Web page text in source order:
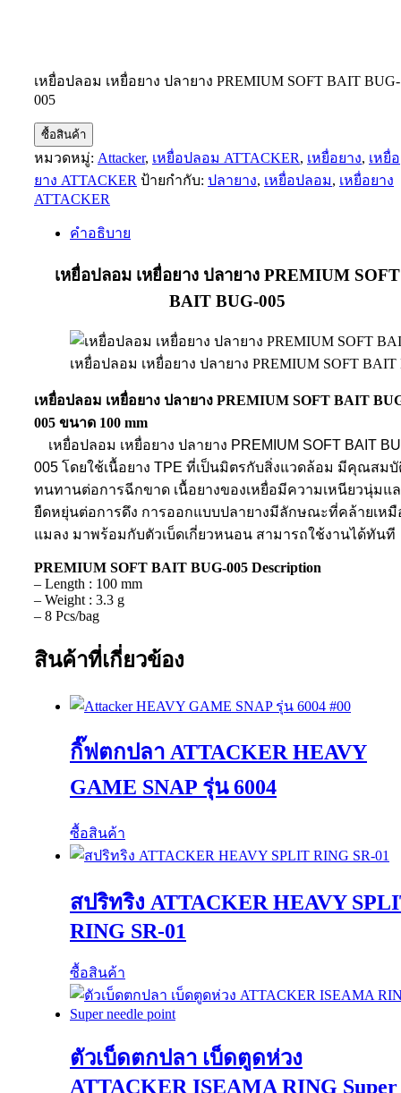
เหยื่อปลอม เหยื่อยาง ปลายาง PREMIUM SOFT BAIT BUG-
005
ซื้อสินค้า
หมวดหมู่: Attacker, เหยื่อปลอม ATTACKER, เหยื่อยาง, เหยื่อ
ยาง ATTACKER ป้ายกำกับ: ปลายาง, เหยื่อปลอม, เหยื่อยาง
ATTACKER
คำอธิบาย
เหยื่อปลอม เหยื่อยาง ปลายาง PREMIUM SOFT
BAIT BUG-005
เหยื่อปลอม เหยื่อยาง ปลายาง PREMIUM SOFT BAIT
เหยื่อปลอม เหยื่อยาง ปลายาง PREMIUM SOFT BAIT
005 ขนาด 100 mm
เหยื่อปลอม เหยื่อยาง ปลายาง PREMIUM SOFT BAIT
005 โดยใช้เนื้อยาง TPE ที่เป็นมิตรกับสิ่งแวดล้อม มีคุณสม
ทนทานต่อการฉีกขาด เนื้อยางของเหยื่อมีความเหนียวนุ่มแ
ยืดหยุ่นต่อการดึง การออกแบบปลายางมีลักษณะที่คล้ายเห
แมลง มาพร้อมกับตัวเบ็ดเกี่ยวหนอน สามารถใช้งานได้ทันที
PREMIUM SOFT BAIT BUG-005 Description
– Length : 100 mm
– Weight : 3.3 g
– 8 Pcs/bag
สินค้าที่เกี่ยวข้อง
กิ๊ฟตกปลา ATTACKER HEAVY
GAME SNAP รุ่น 6004
ซื้อสินค้า
สปริทริง ATTACKER HEAVY
RING SR-01
ซื้อสินค้า
ตัวเบ็ดตกปลา เบ็ดตูดห่วง
ATTACKER ISEAMA RING Super